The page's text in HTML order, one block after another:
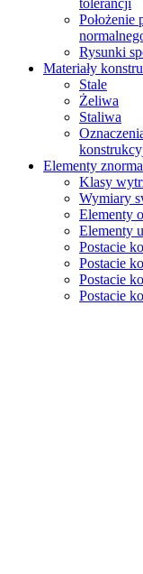
tolerancji
Rysunki
Materiały
Stale
Żeliwa
Staliwa
Elementy
Klasy
Wymiary
Elementy
Elementy
Postacie
Postacie
Postacie
Postacie